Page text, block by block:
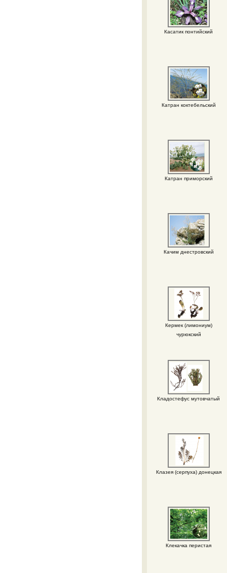
Касатик понтийский
Катран коктебельский
Катран приморский
Качим днестровский
Кермек (лимониум)
чурюкский
Кладостефус мутовчатый
Клазея (серпуха) донецкая
Клекачка перистая